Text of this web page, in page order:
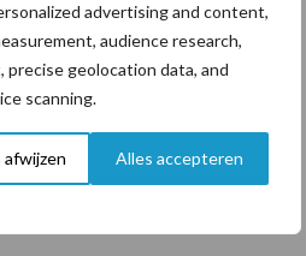
advertising and content,
audience research,
precise geolocation data, and
scanning.
afwijzen Alles accepteren
naar praktische
is in Polen
bedrijven over de grens